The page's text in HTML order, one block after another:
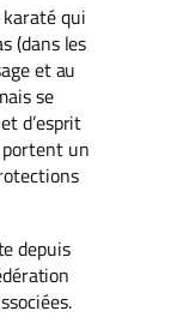
qui
(dans les
et au
se
d’esprit
portent un
depuis